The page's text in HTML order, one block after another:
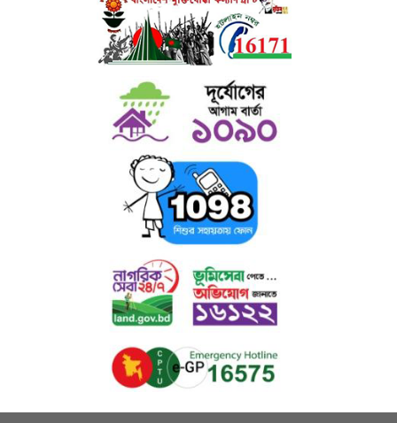
শৃঙ্খলা ও নৈতিকতার পরিবেশ
এই অনুকূল পরিবেশ শিক্ষার্থীদের কেবল শিক্ষাগত উন্নতি নয়
আত্মবিশ্বাস এবং দেশপ্রেমগঠনে সহায়ক ভূমিকা রাখছে। তারা গড়ে উঠছে আগামী
দিনের আলোকিত নেতৃত্ব হিসেবে।
আমাদের দৃষ্টিভঙ্গি ও প্রত্যাশা
শিক্ষা শুধুই সার্টিফিকেট নয়,এটি মানবিকতা, নেতৃত্ব এবং জাতি গঠনের হাতিয়ার।"
এই বিশ্বাসের উপর ভিত্তি করেই আমরা কাউখালী বালিকা উচ্চ বিদ্যালয়কে
নারী ক্ষমতায়নের প্রতীকএবংসমৃদ্ধ সমাজের নির্মাতা
নারী শিক্ষা জাতির প্রগতি।”
নারী শিক্ষার আলো ছড়িয়ে যাক পার্বত্য জনপদে,এগিয়ে যাক জাতি।”